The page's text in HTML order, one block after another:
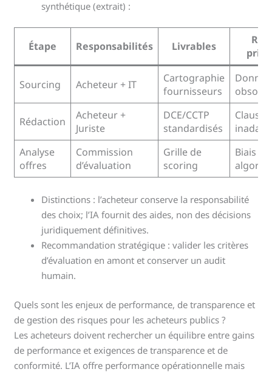
synthétique (extrait) :
Étape Responsabilités Livrables
Sourcing Acheteur + IT
Cartographie
fournisseurs
Rédaction
Acheteur +
Juriste
DCE/CCTP
standardisés
Clause
Analyse
offres
Commission
d’évaluation
Grille de
scoring
Biais
Distinctions : l’acheteur conserve la responsabilité
des choix; l’IA fournit des aides, non des décisions
juridiquement définitives.
Recommandation stratégique : valider les critères
d’évaluation en amont et conserver un audit
humain.
Quels sont les enjeux de performance, de transparence et
de gestion des risques pour les acheteurs publics ?
Les acheteurs doivent rechercher un équilibre entre gains
de performance et exigences de transparence et de
conformité. L’IA offre performance opérationnelle mais